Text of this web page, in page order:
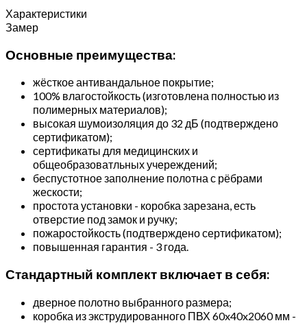
Характеристики
Замер
Основные преимущества:
жёсткое антивандальное покрытие;
100% влагостойкость (изготовлена полностью из
полимерных материалов);
высокая шумоизоляция до 32 дБ (подтверждено
сертификатом);
сертификаты для медицинских и
общеобразоватльных учереждений;
беспустотное заполнение полотна с рёбрами
жескости;
простота установки - коробка зарезана, есть
отверстие под замок и ручку;
пожаростойкость (подтверждено сертификатом);
повышенная гарантия - 3 года.
Стандартный комплект включает в себя:
дверное полотно выбранного размера;
коробка из экструдированного ПВХ 60x40x2060 мм -